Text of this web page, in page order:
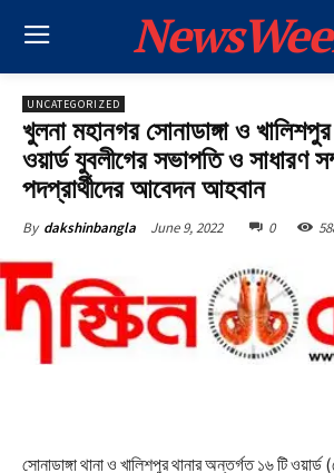
UNCATEGORIZED
খুলনা মহানগর সোনাডাঙ্গা ও
ওয়ার্ড যুবলীগের সভাপতি ও সাধারণ
পদপ্রার্থীদের আবেদন আহবান
By dakshinbangla June 9, 2022 0
সোনাডাঙ্গা থানা ও খালিশপুর থানার অন্তর্গত ১৬ টি ওয়ার্ড